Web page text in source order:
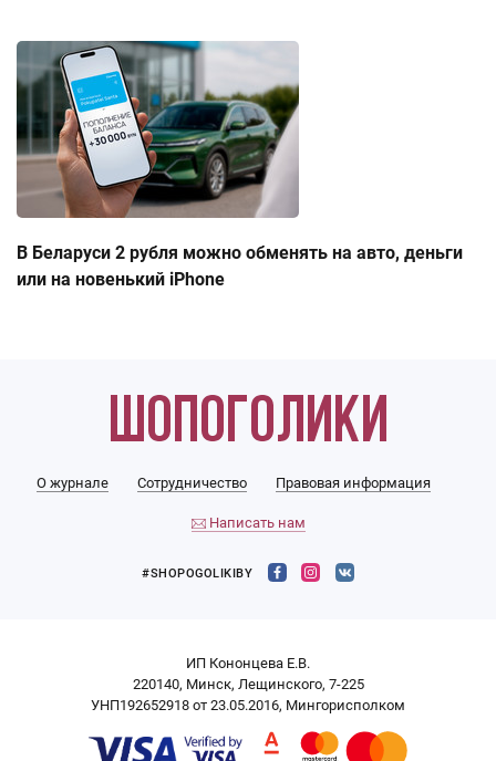
В Беларуси 2 рубля можно обменять на авто, деньги
или на новенький iPhone
О журнале Сотрудничество Правовая информация
Написать нам
#SHOPOGOLIKIBY
ИП Кононцева Е.В.
220140, Минск, Лещинского, 7-225
УНП192652918 от 23.05.2016, Мингорисполком